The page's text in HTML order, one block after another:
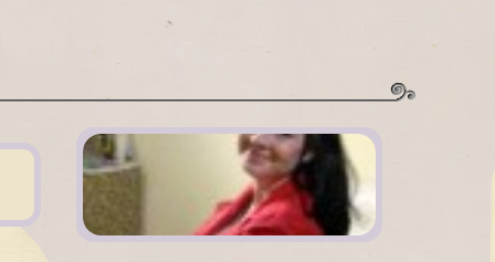
Acerca de mi